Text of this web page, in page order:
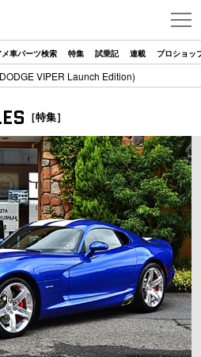
メ車パーツ検索 特集 試乗記 連載 プロショッ
VIPER Launch Edition)
［特集］